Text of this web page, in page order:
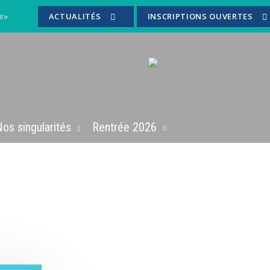
ACTUALITÉS INSCRIPTIONS OUVERTES
singularités Rentrée 2026